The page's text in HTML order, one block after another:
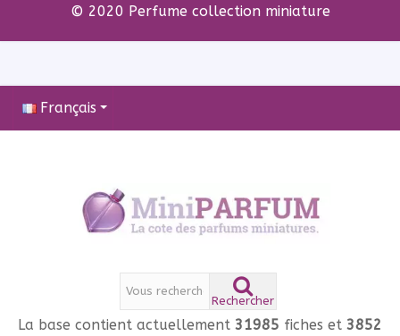
© 2020 Perfume collection miniature
Français
Rechercher
La base contient actuellement 31985 fiches et 3852